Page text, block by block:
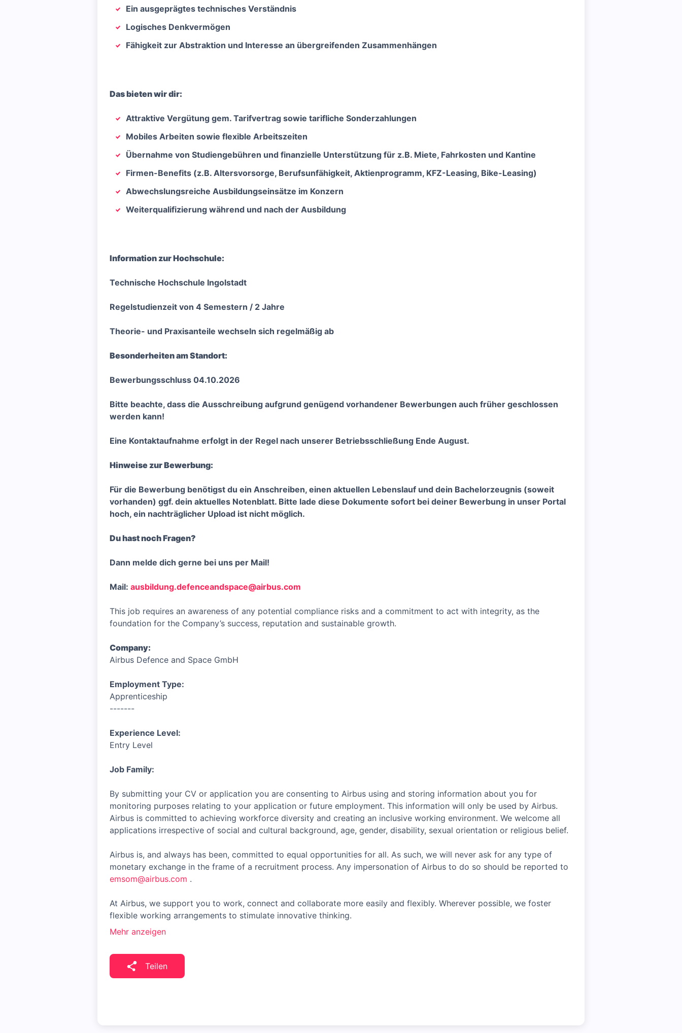
Ein ausgeprägtes technisches Verständnis
Logisches Denkvermögen
Fähigkeit zur Abstraktion und Interesse an übergreifenden Zusammenhängen
Das bieten wir dir:
Attraktive Vergütung gem. Tarifvertrag sowie tarifliche Sonderzahlungen
Mobiles Arbeiten sowie flexible Arbeitszeiten
Übernahme von Studiengebühren und finanzielle Unterstützung für z.B. Miete, Fahrkosten und Kantine
Firmen-Benefits (z.B. Altersvorsorge, Berufsunfähigkeit, Aktienprogramm, KFZ-Leasing, Bike-Leasing)
Abwechslungsreiche Ausbildungseinsätze im Konzern
Weiterqualifizierung während und nach der Ausbildung
Information zur Hochschule:
Technische Hochschule Ingolstadt
Regelstudienzeit von 4 Semestern / 2 Jahre
Theorie- und Praxisanteile wechseln sich regelmäßig ab
Besonderheiten am Standort:
Bewerbungsschluss 04.10.2026
Bitte beachte, dass die Ausschreibung aufgrund genügend vorhandener Bewerbungen auch früher geschlossen
werden kann!
Eine Kontaktaufnahme erfolgt in der Regel nach unserer Betriebsschließung Ende August.
Hinweise zur Bewerbung:
Für die Bewerbung benötigst du ein Anschreiben, einen aktuellen Lebenslauf und dein Bachelorzeugnis (soweit
vorhanden) ggf. dein aktuelles Notenblatt. Bitte lade diese Dokumente sofort bei deiner Bewerbung in unser Portal
hoch, ein nachträglicher Upload ist nicht möglich.
Du hast noch Fragen?
Dann melde dich gerne bei uns per Mail!
Mail: ausbildung.defenceandspace@airbus.com
This job requires an awareness of any potential compliance risks and a commitment to act with integrity, as the
foundation for the Company’s success, reputation and sustainable growth.
Company:
Airbus Defence and Space GmbH
Employment Type:
Apprenticeship
-------
Experience Level:
Entry Level
Job Family:
By submitting your CV or application you are consenting to Airbus using and storing information about you for
monitoring purposes relating to your application or future employment. This information will only be used by Airbus.
Airbus is committed to achieving workforce diversity and creating an inclusive working environment. We welcome all
applications irrespective of social and cultural background, age, gender, disability, sexual orientation or religious belief.
Airbus is, and always has been, committed to equal opportunities for all. As such, we will never ask for any type of
monetary exchange in the frame of a recruitment process. Any impersonation of Airbus to do so should be reported to
emsom@airbus.com .
At Airbus, we support you to work, connect and collaborate more easily and flexibly. Wherever possible, we foster
flexible working arrangements to stimulate innovative thinking.
Mehr anzeigen
Teilen